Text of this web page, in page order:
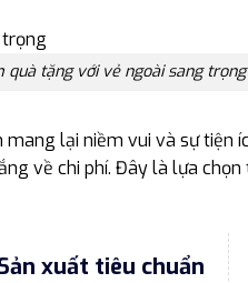
quà tặng với vẻ ngoài sang trọng
lại niềm vui và sự tiện
về chi phí. Đây là lựa
xuất tiêu chuẩn